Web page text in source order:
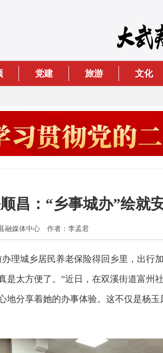
党建 旅游 文化
昌：“乡事城办”绘就
融媒体中心 作者：李孟君
办理城乡居民养老保险得回乡里，出行
是太方便了。”近日，在双溪街道富州
地分享着她的办事体验。这不仅是杨